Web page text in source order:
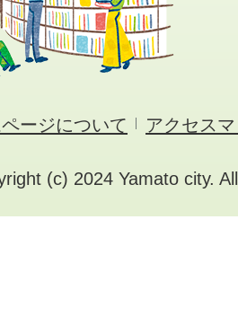
ージについて アクセス
(c) 2024 Yamato city.